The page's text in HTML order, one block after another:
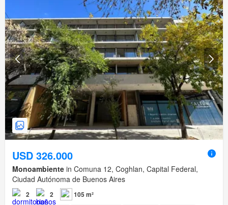
USD 326.000
Monoambiente in Comuna 12, Coghlan, Capital Federal,
Ciudad Autónoma de Buenos Aires
2 2 105 m²